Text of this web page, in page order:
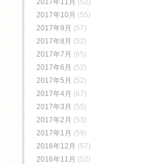
2017年11月 (52)
2017年10月 (55)
2017年9月 (57)
2017年8月 (52)
2017年7月 (65)
2017年6月 (52)
2017年5月 (52)
2017年4月 (67)
2017年3月 (55)
2017年2月 (53)
2017年1月 (59)
2016年12月 (57)
2016年11月 (52)